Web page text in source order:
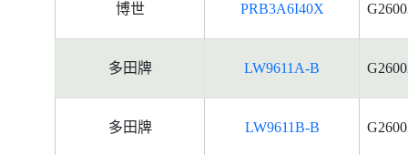
博世 PRB3A6I40X
多田牌 LW9611A-B
多田牌 LW9611B-B